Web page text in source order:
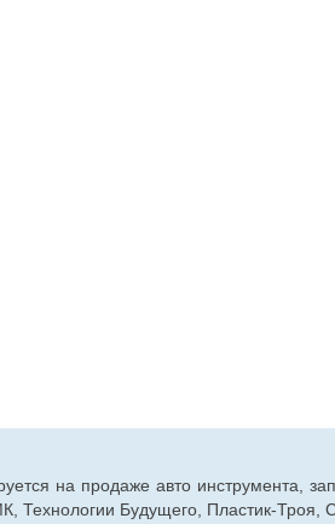
на продаже авто инструмента,
Технологии Будущего, Пластик-